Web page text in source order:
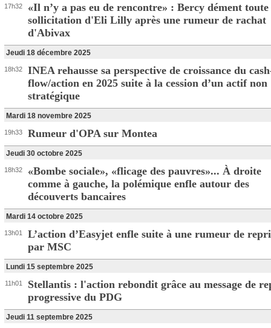
17h32
«Il n’y a pas eu de rencontre» : Bercy dément toute
sollicitation d'Eli Lilly après une rumeur de rachat
d'Abivax
Jeudi 18 décembre 2025
18h32
INEA rehausse sa perspective de croissance du
flow/action en 2025 suite à la cession d’un actif non
stratégique
Mardi 18 novembre 2025
19h33 Rumeur d'OPA sur Montea
Jeudi 30 octobre 2025
18h32
«Bombe sociale», «flicage des pauvres»... À droite
comme à gauche, la polémique enfle autour des
découverts bancaires
Mardi 14 octobre 2025
13h01
L’action d’Easyjet enfle suite à une rumeur de
par MSC
Lundi 15 septembre 2025
11h01
Stellantis : l'action rebondit grâce au message de
progressive du PDG
Jeudi 11 septembre 2025